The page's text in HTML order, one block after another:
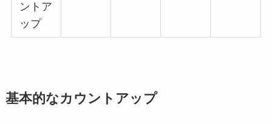
ントア
ップ
基本的なカウントアップ